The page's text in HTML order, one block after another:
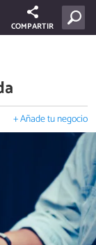
COMPARTIR
+ Añade tu negocio